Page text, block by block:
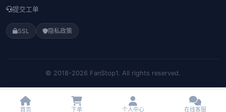
提交工单
SSL 隐私政策
© 2018-2026 FanStop1. All rights reserved.
首页 下单 个人中心 在线客服